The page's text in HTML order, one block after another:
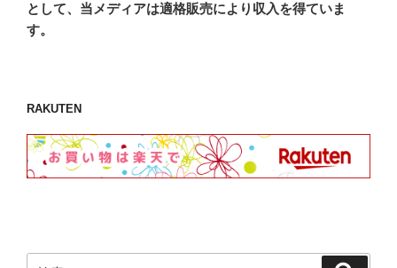
として、当メディアは適格販売により収入を得ていま
す。
RAKUTEN